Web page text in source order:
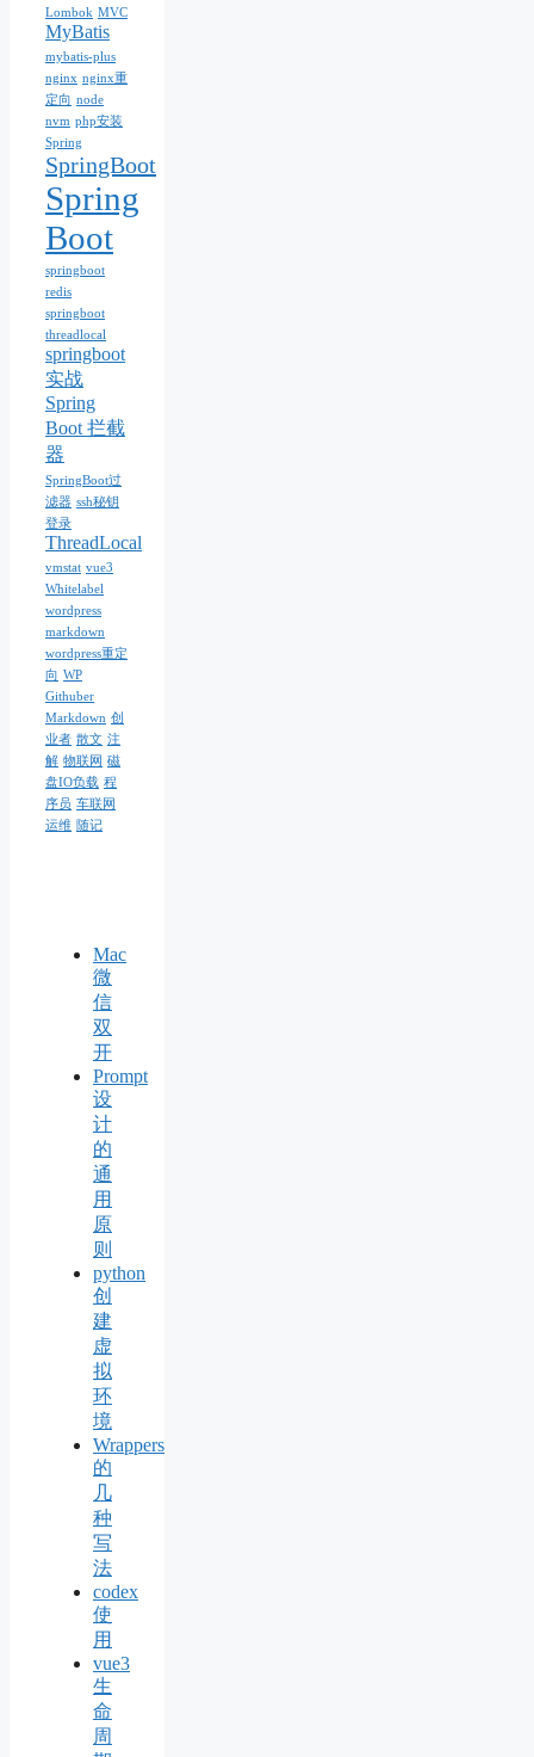
Lombok MVC
MyBatis
mybatis-plus
nginx nginx重
定向 node
nvm php安装
Spring
SpringBoot
Spring
Boot
springboot
redis
springboot
threadlocal
springboot
实战
Spring
Boot 拦截
器
SpringBoot过
滤器 ssh秘钥
登录
ThreadLocal
vmstat vue3
Whitelabel
wordpress
markdown
wordpress重定
向 WP
Githuber
Markdown 创
业者 散文 注
解 物联网 磁
盘IO负载 程
序员 车联网
运维 随记
Mac
微
信
双
开
Prompt
设
计
的
通
用
原
则
python
创
建
虚
拟
环
境
Wrappers
的
几
种
写
法
codex
使
用
vue3
生
命
周